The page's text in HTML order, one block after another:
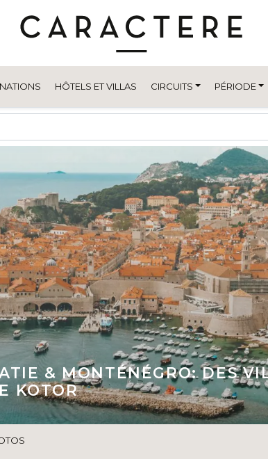
HÔTELS ET VILLAS CIRCUITS PÉRIODE
& MONTÉNÉGRO: DES
KOTOR